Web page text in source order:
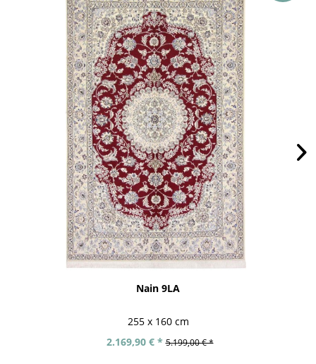
Nain 9LA
255 x 160 cm
2.169,90 € * 5.199,00 € *